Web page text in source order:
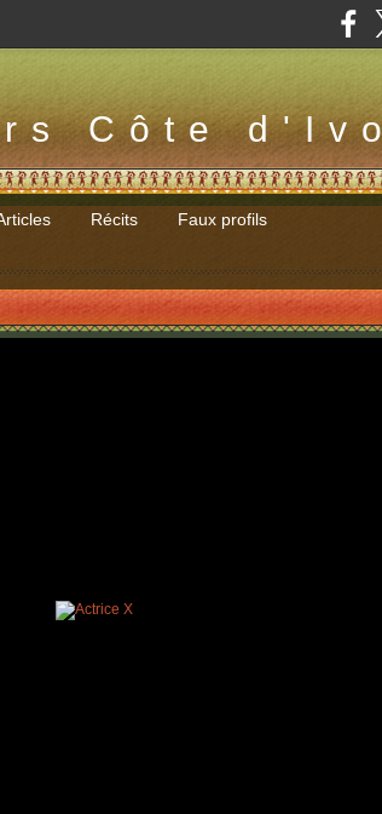
Côte
Récits Faux profils